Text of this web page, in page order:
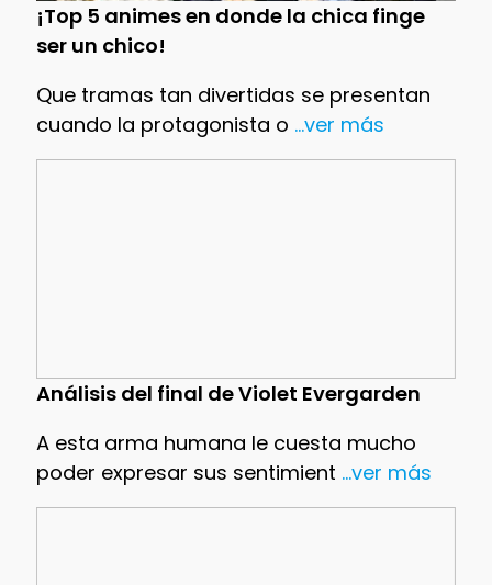
¡Top 5 animes en donde la chica finge
ser un chico!
Que tramas tan divertidas se presentan
cuando la protagonista o ...ver más
Análisis del final de Violet Evergarden
A esta arma humana le cuesta mucho
poder expresar sus sentimient ...ver más